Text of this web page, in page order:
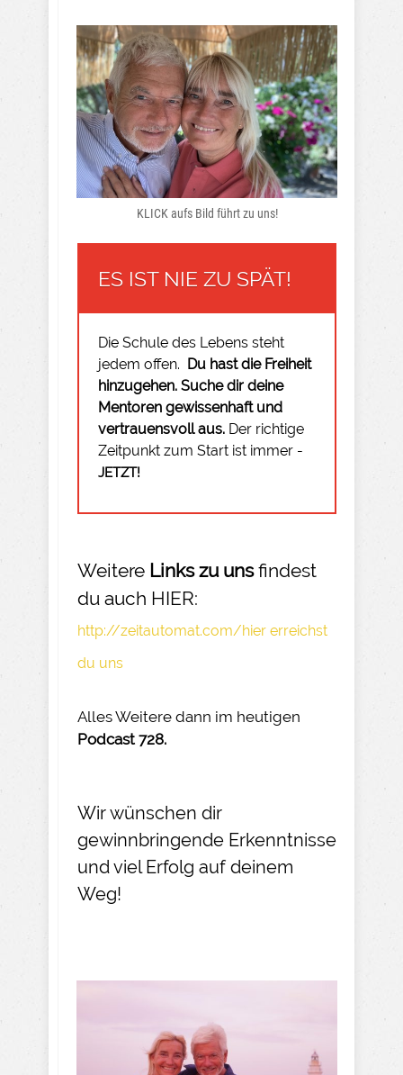
KLICK aufs Bild führt zu uns!
ES IST NIE ZU SPÄT!
Die Schule des Lebens steht
jedem offen.
Du hast die Freiheit
hinzugehen. Suche dir deine
Mentoren gewissenhaft und
vertrauensvoll aus. Der richtige
Zeitpunkt zum Start ist immer -
JETZT!
Weitere Links zu unsfindest
du auch HIER:
http://zeitautomat.com/hier erreichst
du uns
Alles Weitere dann im heutigen
Podcast 728.
Wir wünschen dir
gewinnbringende Erkenntnisse
und viel Erfolg auf deinem
Weg!